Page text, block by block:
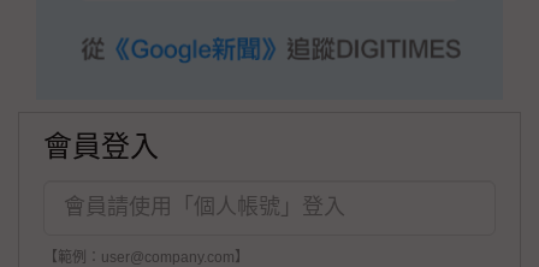
會員登入
【範例：user@company.com】